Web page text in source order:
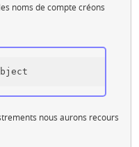
noms de compte créons
nous aurons recours